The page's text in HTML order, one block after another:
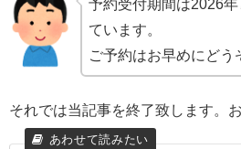
予約受付期間は2026
ています。
ご予約はお早めにどう
それでは当記事を終了致します。